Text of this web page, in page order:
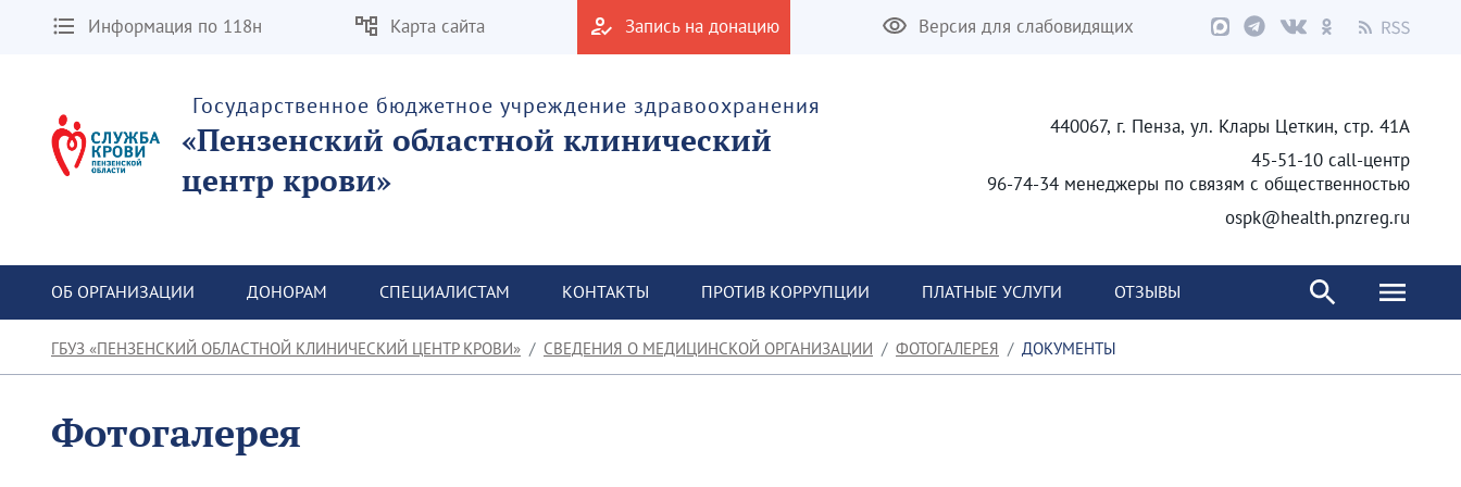
Информация по 118н Карта сайта Запись на донацию Версия для слабовидящих
Государственное бюджетное учреждение здравоохранения
«Пензенский областной клинический
центр крови»
440067, г. Пенза, ул. Клары Цеткин, стр. 41А
45-51-10 call-центр
96-74-34 менеджеры по связям с общественностью
ospk@health.pnzreg.ru
ОБ ОРГАНИЗАЦИИ ДОНОРАМ СПЕЦИАЛИСТАМ КОНТАКТЫ ПРОТИВ КОРРУПЦИИ ПЛАТНЫЕ УСЛУГИ ОТЗЫВЫ
ГБУЗ «ПЕНЗЕНСКИЙ ОБЛАСТНОЙ КЛИНИЧЕСКИЙ ЦЕНТР КРОВИ» СВЕДЕНИЯ О МЕДИЦИНСКОЙ ОРГАНИЗАЦИИ ФОТОГАЛЕРЕЯ ДОКУМЕНТЫ
Фотогалерея